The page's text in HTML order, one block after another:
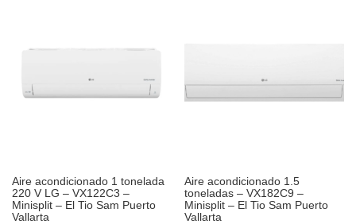
Aire acondicionado 1 tonelada
220 V LG – VX122C3 –
Minisplit – El Tio Sam Puerto
Vallarta
Aire acondicionado 1.5
toneladas – VX182C9 –
Minisplit – El Tio Sam Puerto
Vallarta